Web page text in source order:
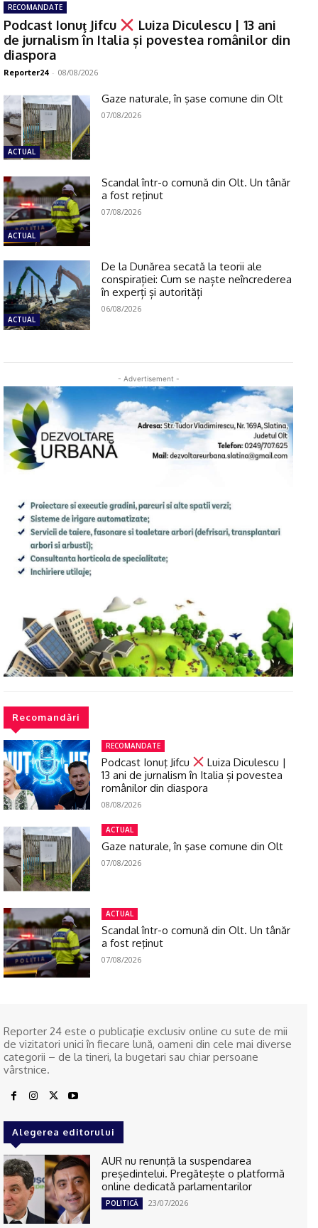
RECOMANDATE
Podcast Ionuţ Jifcu
Luiza Diculescu | 13 ani
de jurnalism în Italia și povestea românilor din
diaspora
Reporter24 - 08/08/2026
ACTUAL
Gaze naturale, în şase comune din Olt
07/08/2026
ACTUAL
Scandal într-o comună din Olt. Un tânăr
a fost reţinut
07/08/2026
ACTUAL
De la Dunărea secată la teorii ale
conspirației: Cum se naște neîncrederea
în experți și autorități
06/08/2026
- Advertisement -
Recomandări
RECOMANDATE
Podcast Ionuţ Jifcu
Luiza Diculescu |
13 ani de jurnalism în Italia și povestea
românilor din diaspora
08/08/2026
ACTUAL
Gaze naturale, în şase comune din Olt
07/08/2026
ACTUAL
Scandal într-o comună din Olt. Un tânăr
a fost reţinut
07/08/2026
Reporter 24 este o publicaţie exclusiv online cu sute de mii
de vizitatori unici în fiecare lună, oameni din cele mai diverse
categorii – de la tineri, la bugetari sau chiar persoane
vârstnice.
Alegerea editorului
AUR nu renunţă la suspendarea
președintelui. Pregătește o platformă
online dedicată parlamentarilor
POLITICĂ 23/07/2026